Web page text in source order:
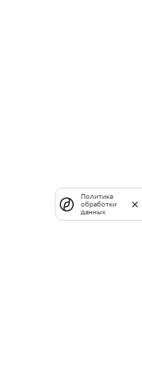
Политика
обработки
данных